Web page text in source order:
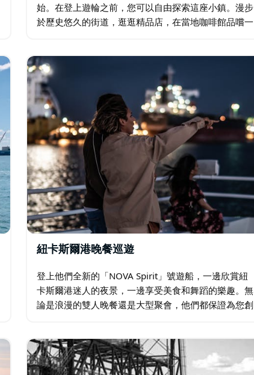
始。在登上遊輪之前，您可以自由探索這座小鎮。漫步
於歷史悠久的街道，逛逛精品店，在當地咖啡館品嚐一
紐卡斯爾港晚餐巡遊
登上他們全新的「NOVA Spirit」號遊船，一邊欣賞紐
卡斯爾港迷人的夜景，一邊享受美食和舞蹈的樂趣。無
論是浪漫的雙人晚餐還是大型聚會，他們都保證為您創